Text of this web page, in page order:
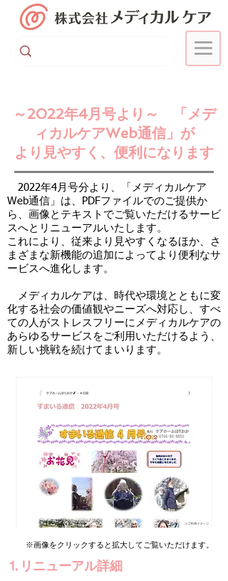
～2022年4月号より～ 「メデ
ィカルケアWeb通信」が
より見やすく、便利になります
​ 2022年4月号分より、「 メディカルケア
Web通信」は、PDFファイルでのご提供か
ら、画像とテキストでご覧いただけるサービ
スへとリニューアルいたします。
​これにより、従来より見やすくなるほか、さ
まざまな新機能の追加によってより便利なサ
ービスへ進化します。
メディカルケアは、時代や環境とともに変
化する社会の価値観やニーズへ対応し、すべ
ての人がストレスフリーにメディカルケアの
あらゆるサービスをご利用いただけるよう、
新しい挑戦を続けてまいります。
※画像をクリックすると拡大してご覧いただけます。
⒈リニューアル詳細